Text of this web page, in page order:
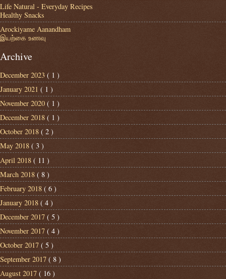
Life Natural - Everyday Recipes
Healthy Snacks
Arockiyame Aanandham
இயற்கை உணவு
Archive
December 2023 ( 1 )
January 2021 ( 1 )
November 2020 ( 1 )
December 2018 ( 1 )
October 2018 ( 2 )
May 2018 ( 3 )
April 2018 ( 11 )
March 2018 ( 8 )
February 2018 ( 6 )
January 2018 ( 4 )
December 2017 ( 5 )
November 2017 ( 4 )
October 2017 ( 5 )
September 2017 ( 8 )
August 2017 ( 16 )